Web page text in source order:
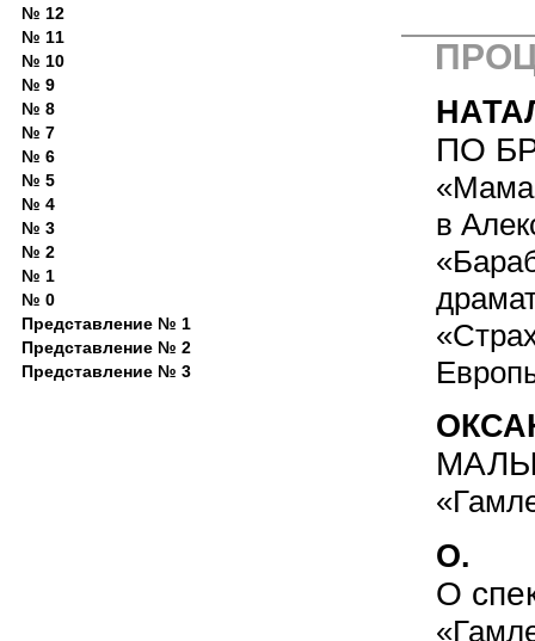
ПО
в
О.
О
№ 12
№ 11
№ 10
№ 9
№ 8
№ 7
№ 6
№ 5
№ 4
№ 3
№ 2
№ 1
№ 0
Представление № 1
Представление № 2
Представление № 3